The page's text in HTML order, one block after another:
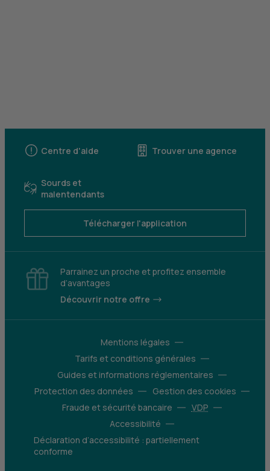
Centre d'aide Trouver une agence
Sourds et
malentendants
Télécharger l'application
Parrainez un proche et profitez ensemble
d’avantages
Découvrir notre offre
Mentions légales
Tarifs et conditions générales
Guides et informations réglementaires
Protection des données
Gestion des cookies
Fraude et sécurité bancaire
VDP
Accessibilité
Déclaration d’accessibilité : partiellement
conforme